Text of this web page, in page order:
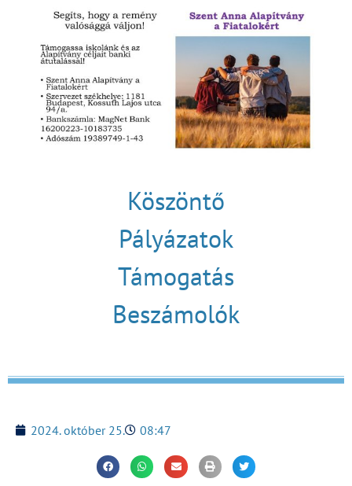
Köszöntő
Pályázatok
Támogatás
Beszámolók
2024. október 25. 08:47